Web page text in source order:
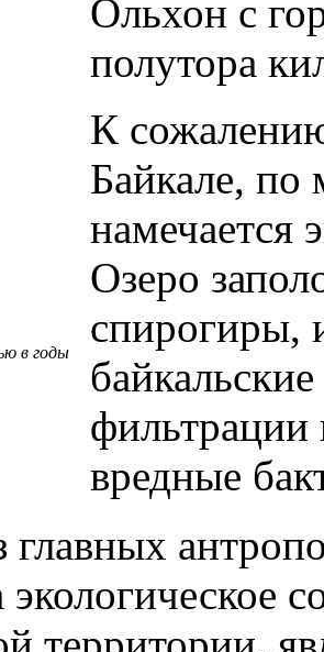
Ольхон с
полутора
К
Байкале, по
намечается
Озеро
спирогиры,
фильтрации
вредные
в годы
экологическое